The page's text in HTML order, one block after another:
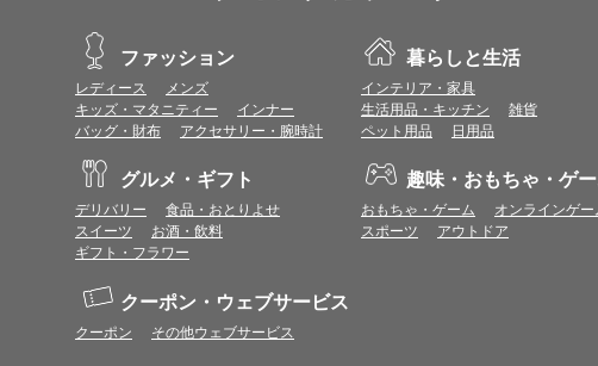
ントとして付与いたします。
プレミアムポイント付与の対象は、商品代金のみ（税・送料等を除く）となりま
とに異なりますので、各ショップのショップ詳細ページにてご確認ください。
200円のご利用につき1ポイントとして計算されるため、一部の法人カード等に
が異なる場合があります。
対象サイトにアクセス後、カード決済前に別サイトにアクセスした場合は、ポ
商品購入後、購入内容等に変更があった場合は、プレミアムポイント付与の対
商品をキャンセル・返品した場合は、プレミアムポイント付与の対象となりませ
同一ショップで複数回ご利用される場合は、1回のご利用ごとにポイントUPモ
プレミアムポイントはワールドプレゼントのポイントとして景品等に交換できま
ワールドプレゼントのお問合せの際は各ショップが発行する注文番号等が必要
に届く注文番号等の記載のあるメールを必ず保管してください。
各ショップのアプリ上で購入した場合はポイントUPの対象外となります。
ファッション
レディース
メンズ
キッズ・マタニティー
インナー
バッグ・財布
アクセサリー・腕時計
暮らしと生活
インテリア・家具
生活用品・キッチン
雑貨
ペット用品
日用品
グルメ・ギフト
デリバリー
食品・おとりよせ
スイーツ
お酒・飲料
ギフト・フラワー
趣味・おもちゃ・ゲ
おもちゃ・ゲーム
オンラインゲー
スポーツ
アウトドア
クーポン・ウェブサービス
クーポン その他ウェブサービス